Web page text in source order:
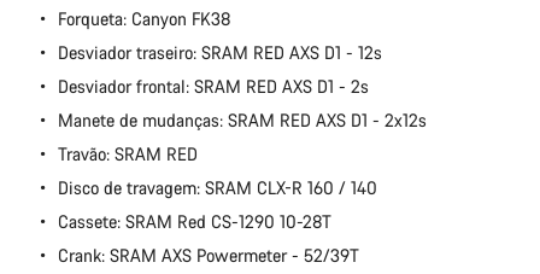
Forqueta: Canyon FK38
Desviador traseiro: SRAM RED AXS D1 - 12s
Desviador frontal: SRAM RED AXS D1 - 2s
Manete de mudanças: SRAM RED AXS D1 - 2x12s
Travão: SRAM RED
Disco de travagem: SRAM CLX-R 160 / 140
Cassete: SRAM Red CS-1290 10-28T
Crank: SRAM AXS Powermeter - 52/39T